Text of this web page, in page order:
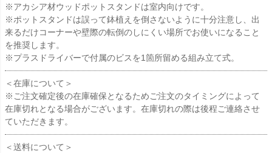
※アカシア材ウッドポットスタンドは室内向けです。
※ポットスタンドは誤って鉢植えを倒さないように十分注意し、出
来るだけコーナーや壁際の転倒のしにくい場所でお使いになること
を推奨します。
※プラスドライバーで付属のビスを1箇所留める組み立て式。
＜在庫について＞
※ご注文確定後の在庫確保となるためご注文のタイミングによって
在庫切れとなる場合がございます。在庫切れの際は後程ご連絡させ
ていただきます。
＜送料について＞